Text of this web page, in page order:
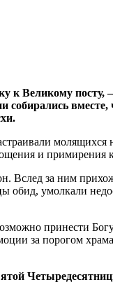
к Великому
вместе,
молящихся
и примирения
Вслед за ним
умолкали
принести
за порогом